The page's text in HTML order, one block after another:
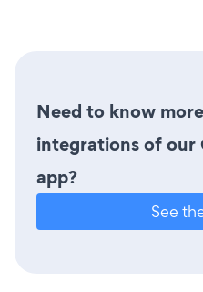
Need to know
integrations of our
app?
See